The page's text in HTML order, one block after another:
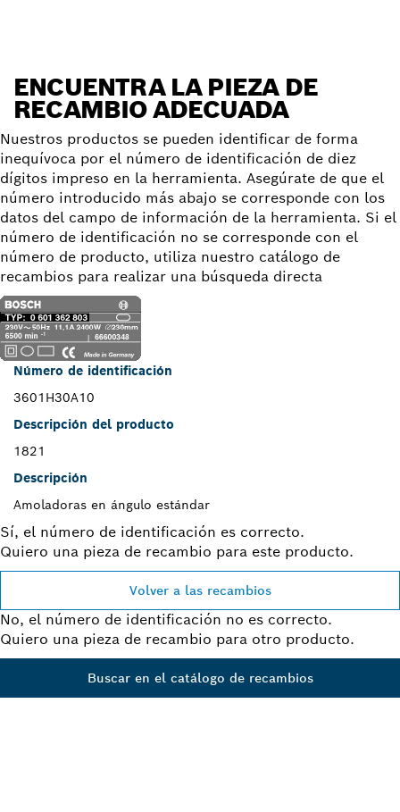
ENCUENTRA LA PIEZA DE
RECAMBIO ADECUADA
Nuestros productos se pueden identificar de forma
inequívoca por el número de identificación de diez
dígitos impreso en la herramienta. Asegúrate de que el
número introducido más abajo se corresponde con los
datos del campo de información de la herramienta. Si el
número de identificación no se corresponde con el
número de producto, utiliza nuestro catálogo de
recambios para realizar una búsqueda directa
Número de identificación
3601H30A10
Descripción del producto
1821
Descripción
Amoladoras en ángulo estándar
Sí, el número de identificación es correcto.
Quiero una pieza de recambio para este producto.
Volver a las recambios
No, el número de identificación no es correcto.
Quiero una pieza de recambio para otro producto.
Buscar en el catálogo de recambios